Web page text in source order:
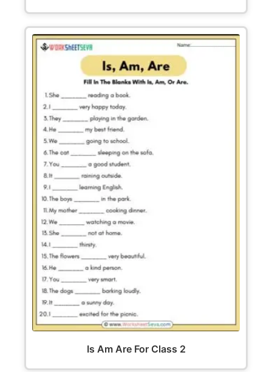
Is Am Are For Class 2